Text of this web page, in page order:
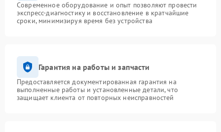
Современное оборудование и опыт позволяют провести
экспресс-диагностику и восстановление в кратчайшие
сроки, минимизируя время без устройства
Гарантия на работы и запчасти
Предоставляется документированная гарантия на
выполненные работы и установленные детали, что
защищает клиента от повторных неисправностей